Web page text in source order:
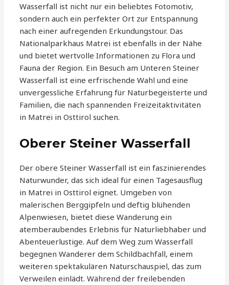
Wasserfall ist nicht nur ein beliebtes Fotomotiv,
sondern auch ein perfekter Ort zur Entspannung
nach einer aufregenden Erkundungstour. Das
Nationalparkhaus Matrei ist ebenfalls in der Nähe
und bietet wertvolle Informationen zu Flora und
Fauna der Region. Ein Besuch am Unteren Steiner
Wasserfall ist eine erfrischende Wahl und eine
unvergessliche Erfahrung für Naturbegeisterte und
Familien, die nach spannenden Freizeitaktivitäten
in Matrei in Osttirol suchen.
Oberer Steiner Wasserfall
Der obere Steiner Wasserfall ist ein faszinierendes
Naturwunder, das sich ideal für einen Tagesausflug
in Matrei in Osttirol eignet. Umgeben von
malerischen Berggipfeln und deftig blühenden
Alpenwiesen, bietet diese Wanderung ein
atemberaubendes Erlebnis für Naturliebhaber und
Abenteuerlustige. Auf dem Weg zum Wasserfall
begegnen Wanderer dem Schildbachfall, einem
weiteren spektakulären Naturschauspiel, das zum
Verweilen einlädt. Während der freilebenden